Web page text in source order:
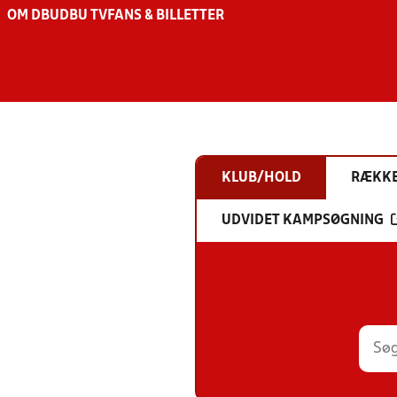
OM DBU DBU TV FANS & BILLETTER
KLUB/HOLD
UDVIDET KAMPSØGNING